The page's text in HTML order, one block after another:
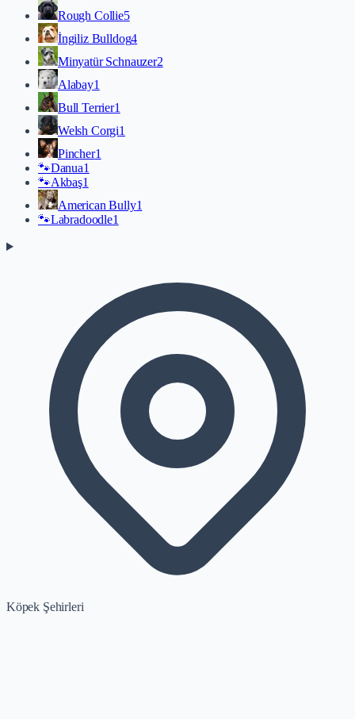
Rough Collie5
İngiliz Bulldog4
Minyatür Schnauzer2
Alabay1
Bull Terrier1
Welsh Corgi1
Pincher1
🐾Danua1
🐾Akbaş1
American Bully1
🐾Labradoodle1
Köpek Şehirleri